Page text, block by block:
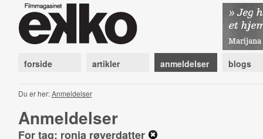
forside artikler anmeldelser blogs
Du er her:Anmeldelser
Anmeldelser
For tag: ronja røverdatter